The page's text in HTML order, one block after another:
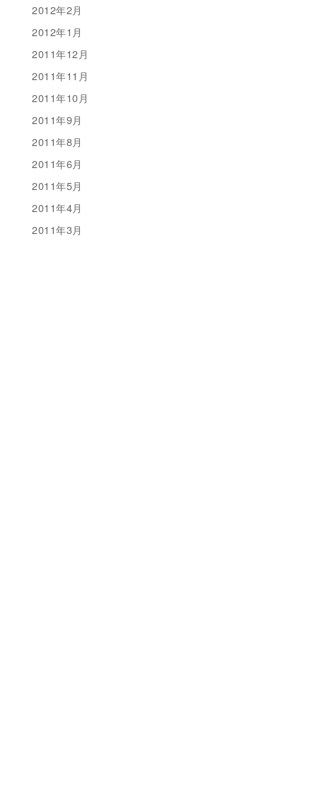
2012年2月
2012年1月
2011年12月
2011年11月
2011年10月
2011年9月
2011年8月
2011年6月
2011年5月
2011年4月
2011年3月